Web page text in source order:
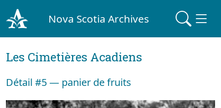
Nova Scotia Archives
Les Cimetières Acadiens
Détail #5 — panier de fruits